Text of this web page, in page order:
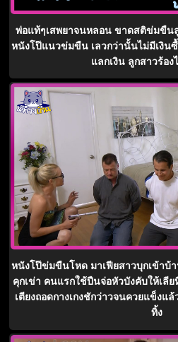
พ่อแท้ๆเสพยาจนหลอน ขาดสติข่มขืน
หนังโป๊แนวข่มขืน เลวกว่านั้นไม่มีเงิน
แลกเงิน ลูกสาวร้อง
หนังโป๊ข่มขืนโหด มาเฟียสาวบุกเข้าบ้
คุกเข่า คนแรกใช้ปืนจ่อหัวบังคับให้เลี
เตียงถอดกางเกงชักว่าวจนควยแข็งแ
ทิ้ง